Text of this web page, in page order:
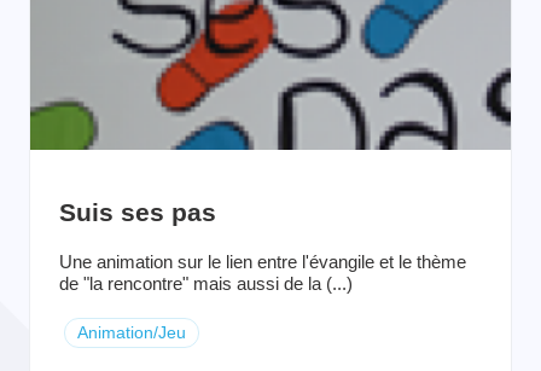
Suis ses pas
Une animation sur le lien entre l'évangile et le thème
de "la rencontre" mais aussi de la (...)
Animation/Jeu